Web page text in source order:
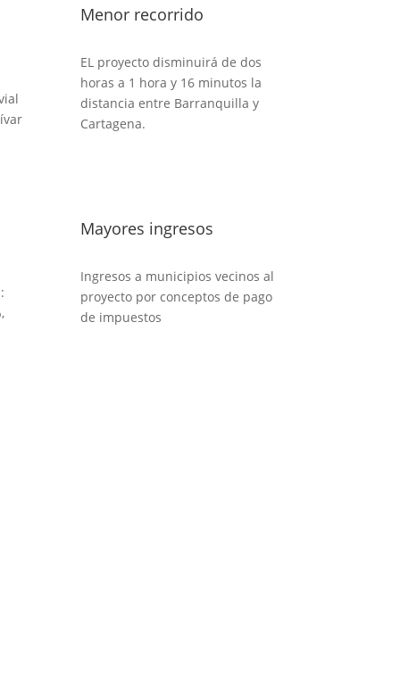
Menor recorrido
EL proyecto disminuirá de dos
horas a 1 hora y 16 minutos la
distancia entre Barranquilla y
Cartagena.
Mayores ingresos
Ingresos a municipios vecinos al
proyecto por conceptos de pago
de impuestos